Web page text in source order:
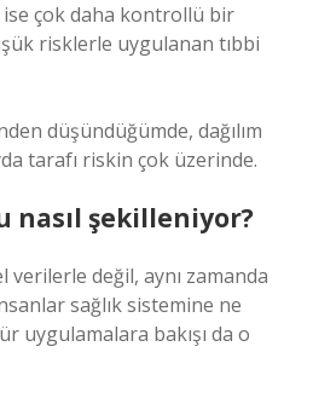
ise çok daha kontrollü bir
risklerle uygulanan tıbbi
düşündüğümde, dağılım
tarafı riskin çok üzerinde.
nasıl şekilleniyor?
verilerle değil, aynı zamanda
sağlık sistemine ne
uygulamalara bakışı da o